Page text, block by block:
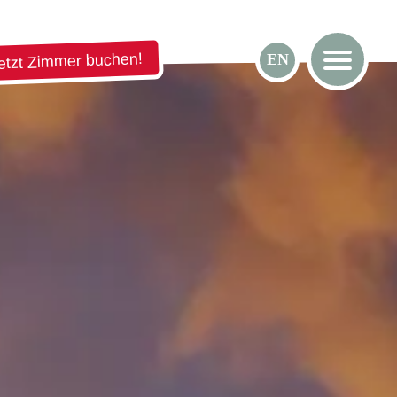
Zimmer buchen! EN